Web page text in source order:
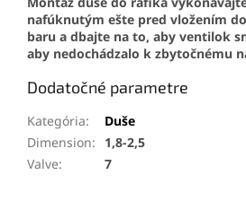
nafúknutým ešte pred vložením
baru a dbajte na to, aby ventilok
aby nedochádzalo k zbytočnému
Dodatočné parametre
Kategória:
Duše
Dimension:
1,8-2,5
Valve: 7